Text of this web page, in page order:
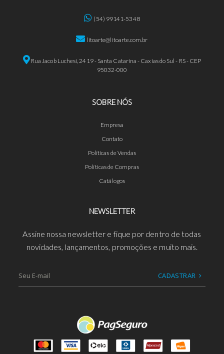
(54) 99141-5348
litoarte@litoarte.com.br
Rua Jacob Luchesi, 2419 - Santa Catarina - Caxias do Sul - RS - CEP
95032-000
SOBRE NÓS
Empresa
Contato
Políticas de Vendas
Políticas de Compras
Catálogos
NEWSLETTER
Assine nossa newsletter e fique por dentro de todas
novidades, lançamentos, promoções e muito mais.
CADASTRAR